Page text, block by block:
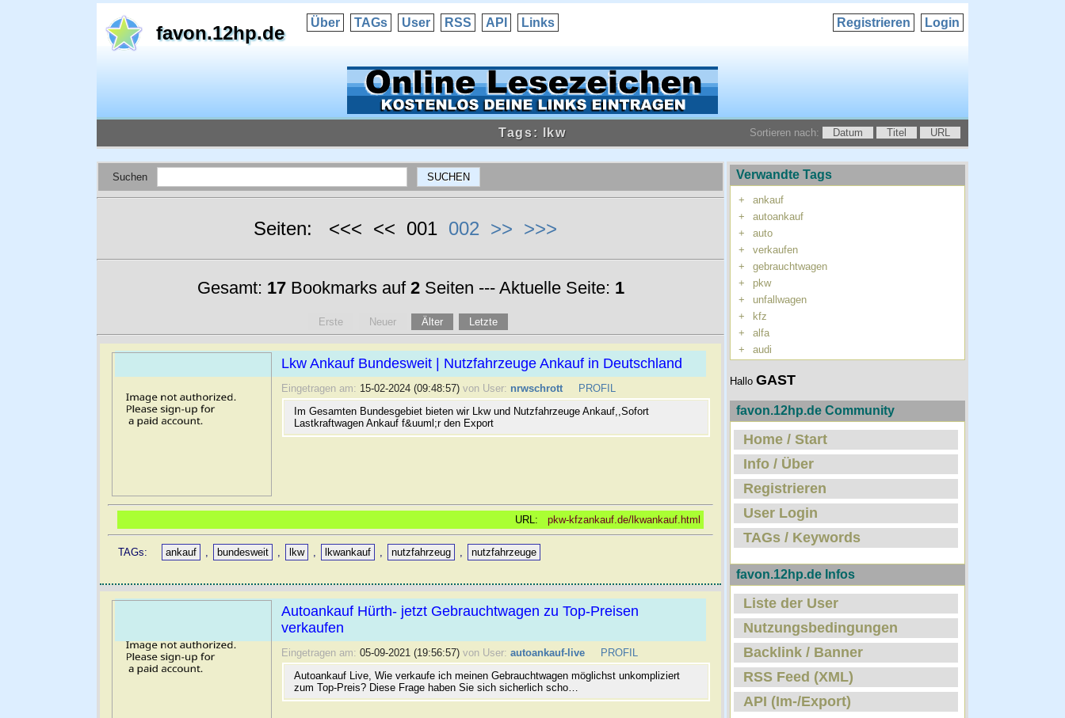
favon.12hp.de Über TAGs User RSS API Links Login
Registrieren
Tags: lkw Sortieren nach: Datum Titel URL
Suchen
Seiten: <<< << 001 002 >> >>>
Gesamt: 17Bookmarks auf 2Seiten --- Aktuelle Seite: 1
Erste Neuer Älter Letzte
Lkw Ankauf Bundesweit | Nutzfahrzeuge Ankauf in Deutschland
Eingetragen am: 15-02-2024 (09:48:57) von User: nrwschrott
PROFIL
Im Gesamten Bundesgebiet bieten wir Lkw und Nutzfahrzeuge Ankauf,,Sofort
Lastkraftwagen Ankauf f&uuml;r den Export
URL: pkw-kfzankauf.de/lkwankauf.html
TAGs: ankauf , bundesweit , lkw , lkwankauf , nutzfahrzeug , nutzfahrzeuge
Autoankauf Hürth- jetzt Gebrauchtwagen zu Top-Preisen
verkaufen
Eingetragen am: 05-09-2021 (19:56:57) von User: autoankauf-live
PROFIL
Autoankauf Live, Wie verkaufe ich meinen Gebrauchtwagen möglichst unkompliziert
zum Top-Preis? Diese Frage haben Sie sich sicherlich scho…
Verwandte Tags
+
ankauf
+
autoankauf
+
auto
+
verkaufen
+
gebrauchtwagen
+
pkw
+
unfallwagen
+
kfz
+
alfa
+
audi
Hallo GAST
favon.12hp.de Community
Home / Start
Info / Über
Registrieren
User Login
TAGs / Keywords
favon.12hp.de Infos
Liste der User
Nutzungsbedingungen
Backlink / Banner
RSS Feed (XML)
API (Im-/Export)